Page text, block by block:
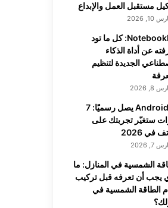
مستقبل العمل والإبداع
10, 2026
NotebookLM: كل ما تود
عن أداة الذكاء
الجديدة لتنظيم
8, 2026
Android 17 يصل رسميًا: 7
ستغيّر تجربتك على
في 2026
7, 2026
الشمسية في المنازل: ما
يجب أن تعرفه قبل تركيب
الطاقة الشمسية في